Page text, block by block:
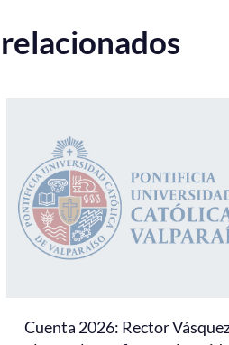
Cuenta 2026: Rector